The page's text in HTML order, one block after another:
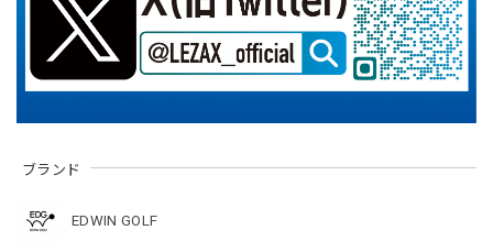
ブランド
EDWIN GOLF